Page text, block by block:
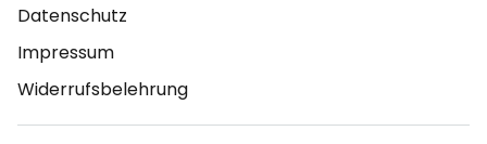
Datenschutz
Impressum
Widerrufsbelehrung